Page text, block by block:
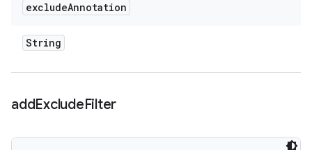
excludeAnnotation
String
addExcludeFilter